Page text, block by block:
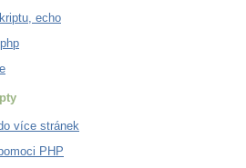
echo
více stránek
PHP